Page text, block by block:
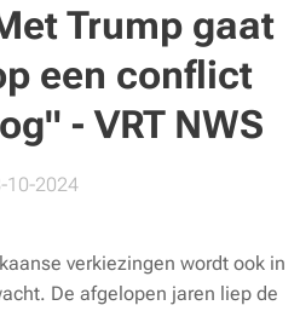
Trump gaat
een conflict
- VRT NWS
10-2024
verkiezingen wordt ook in
De afgelopen jaren liep de